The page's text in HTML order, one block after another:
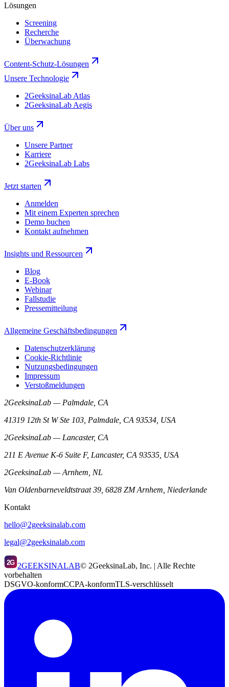
Lösungen
Screening
Recherche
Überwachung
Content-Schutz-Lösungen
Unsere Technologie
2GeeksinaLab Atlas
2GeeksinaLab Aegis
Über uns
Unsere Partner
Karriere
2GeeksinaLab Labs
Jetzt starten
Anmelden
Mit einem Experten sprechen
Demo buchen
Kontakt aufnehmen
Insights und Ressourcen
Blog
E-Book
Webinar
Fallstudie
Pressemitteilung
Allgemeine Geschäftsbedingungen
Datenschutzerklärung
Cookie-Richtlinie
Nutzungsbedingungen
Impressum
Verstoßmeldungen
2GeeksinaLab — Palmdale, CA
41319 12th St W Ste 103, Palmdale, CA 93534, USA
2GeeksinaLab — Lancaster, CA
211 E Avenue K-6 Suite F, Lancaster, CA 93535, USA
2GeeksinaLab — Arnhem, NL
Van Oldenbarneveldtstraat 39, 6828 ZM Arnhem, Niederlande
Kontakt
hello@2geeksinalab.com
legal@2geeksinalab.com
2G 2GEEKSINALAB© 2GeeksinaLab, Inc. | Alle Rechte
vorbehalten
DSGVO-konformCCPA-konformTLS-verschlüsselt